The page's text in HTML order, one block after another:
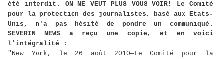
été interdit. ON NE VEUT PLUS VOUS VOIR! Le Comité
pour la protection des journalistes, basé aux Etats-
Unis, n'a pas hésité de pondre un communiqué.
SEVERIN NEWS a reçu une copie, et en voici
l'intégralité :
"New York, le 26 août 2010—Le Comité pour la